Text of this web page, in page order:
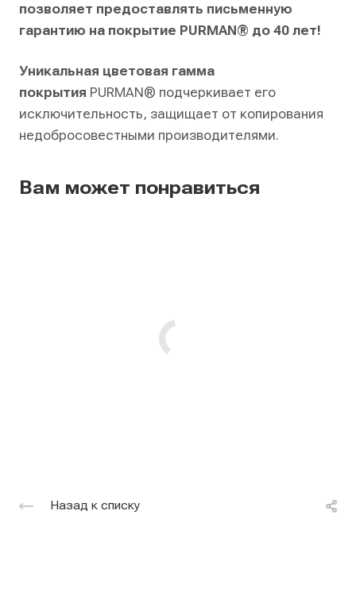
позволяет предоставлять письменную
гарантию на покрытие PURMAN® до 40 лет!
Уникальная цветовая гамма
покрытия PURMAN® подчеркивает его
исключительность, защищает от копирования
недобросовестными производителями.
Вам может понравиться
Назад к списку